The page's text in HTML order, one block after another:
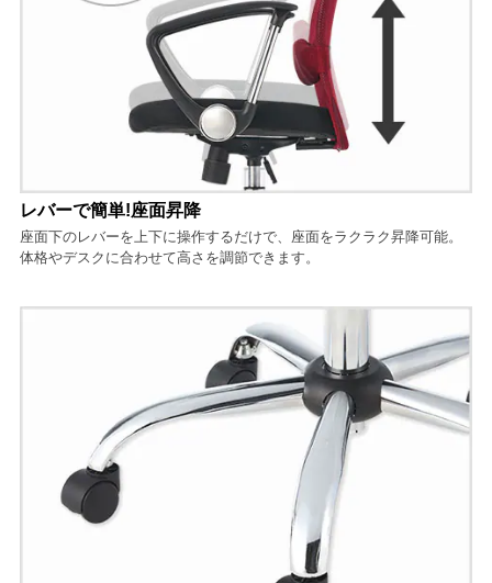
レバーで簡単!座面昇降
座面下のレバーを上下に操作するだけで、座面をラクラク昇降可能。
体格やデスクに合わせて高さを調節できます。